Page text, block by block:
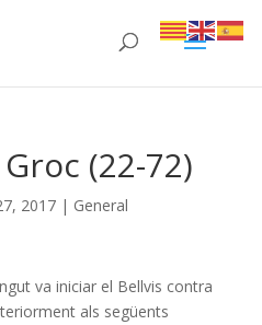
(22-72)
2017| General
va iniciar el Bellvis contra
als següents